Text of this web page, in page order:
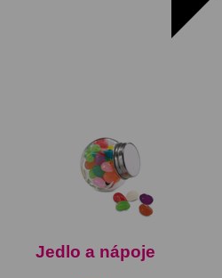
Jedlo a nápoje